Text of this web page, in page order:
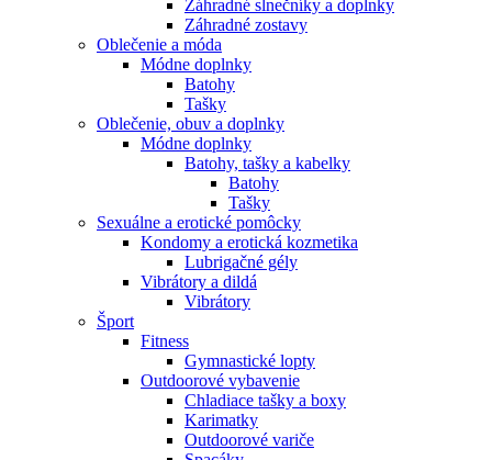
Záhradné slnečníky a doplnky
Záhradné zostavy
Oblečenie a móda
Módne doplnky
Batohy
Tašky
Oblečenie, obuv a doplnky
Módne doplnky
Batohy, tašky a kabelky
Batohy
Tašky
Sexuálne a erotické pomôcky
Kondomy a erotická kozmetika
Lubrigačné gély
Vibrátory a dildá
Vibrátory
Šport
Fitness
Gymnastické lopty
Outdoorové vybavenie
Chladiace tašky a boxy
Karimatky
Outdoorové variče